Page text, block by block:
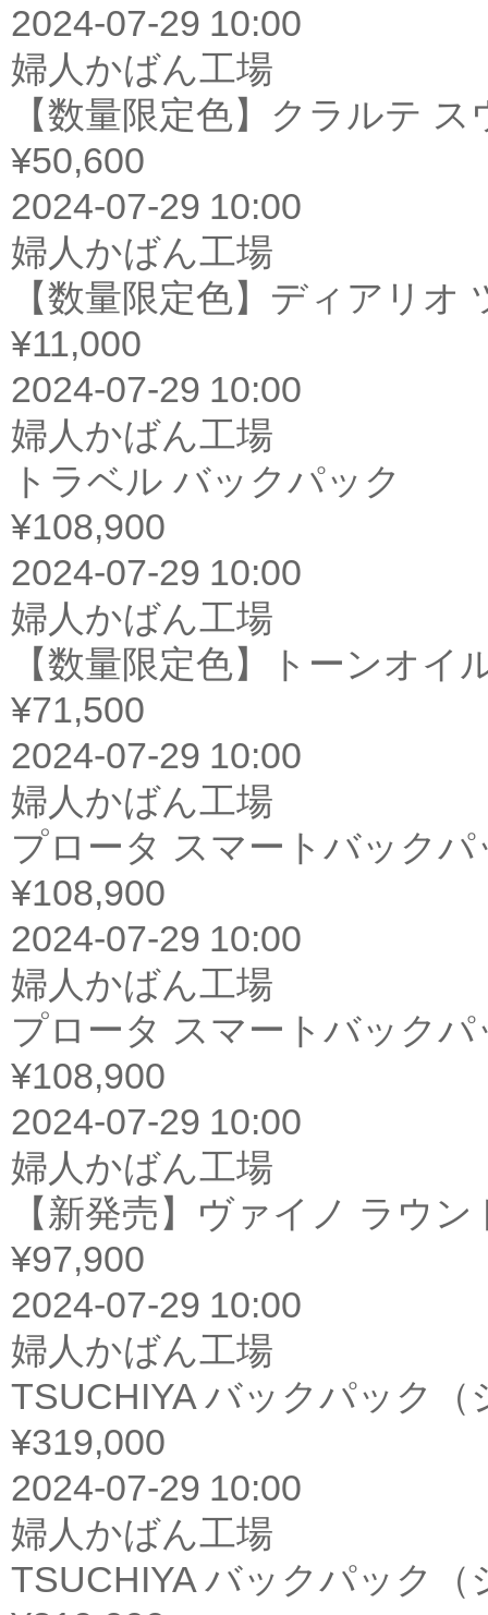
2024-07-29 10:00
婦人かばん工場
【数量限定色】クラルテ
¥50,600
2024-07-29 10:00
婦人かばん工場
【数量限定色】ディアリオ
¥11,000
2024-07-29 10:00
婦人かばん工場
トラベル バックパック
¥108,900
2024-07-29 10:00
婦人かばん工場
【数量限定色】トーンオイ
¥71,500
2024-07-29 10:00
婦人かばん工場
プロータ スマートバックパ
¥108,900
2024-07-29 10:00
婦人かばん工場
プロータ スマートバックパ
¥108,900
2024-07-29 10:00
婦人かばん工場
【新発売】ヴァイノ ラウ
¥97,900
2024-07-29 10:00
婦人かばん工場
TSUCHIYA バックパック
¥319,000
2024-07-29 10:00
婦人かばん工場
TSUCHIYA バックパック